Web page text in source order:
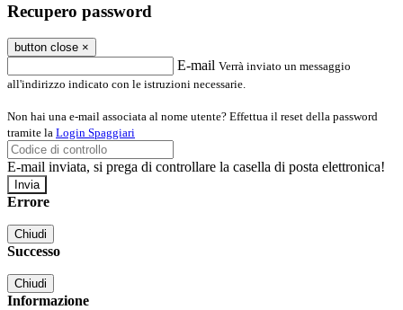
Recupero password
button close ×
E-mail Verrà inviato un messaggio
all'indirizzo indicato con le istruzioni necessarie.
Non hai una e-mail associata al nome utente? Effettua il reset della password
tramite la Login Spaggiari
E-mail inviata, si prega di controllare la casella di posta elettronica!
Errore
Chiudi
Successo
Chiudi
Informazione